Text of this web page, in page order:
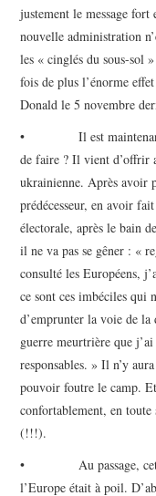
justement le message
nouvelle administration
les « cinglés du sous-sol
fois de plus l’énorme
Donald le 5 novembre
• Il est maintenant
de faire ? Il vient d’offrir
ukrainienne. Après avoir
prédécesseur, en avoir
électorale, après le bain
il ne va pas se gêner : «
consulté les Européens,
ce sont ces imbéciles qui
d’emprunter la voie de
guerre meurtrière que
responsables. » Il n’y
pouvoir foutre le camp.
confortablement, en
(!!!).
• Au passage, cette
l’Europe était à poil.